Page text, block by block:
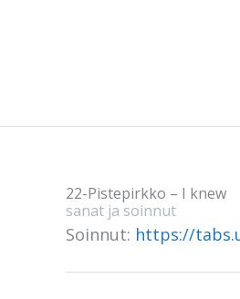
22-Pistepirkko – I knew
sanat ja soinnut
Soinnut: https://